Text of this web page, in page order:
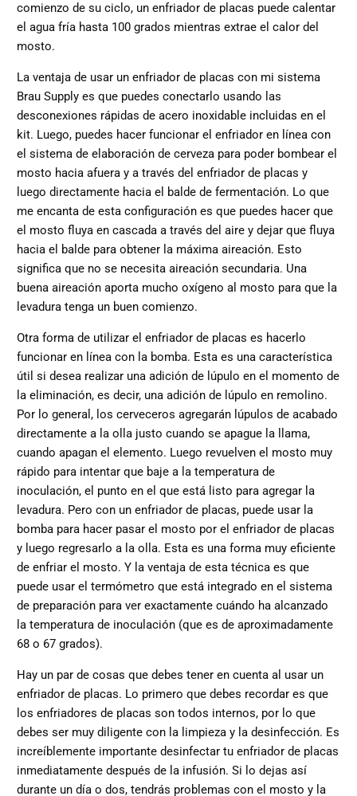
comienzo de su ciclo, un enfriador de placas puede calentar
el agua fría hasta 100 grados mientras extrae el calor del
mosto.
La ventaja de usar un enfriador de placas con mi sistema
Brau Supply es que puedes conectarlo usando las
desconexiones rápidas de acero inoxidable incluidas en el
kit. Luego, puedes hacer funcionar el enfriador en línea con
el sistema de elaboración de cerveza para poder bombear el
mosto hacia afuera y a través del enfriador de placas y
luego directamente hacia el balde de fermentación. Lo que
me encanta de esta configuración es que puedes hacer que
el mosto fluya en cascada a través del aire y dejar que fluya
hacia el balde para obtener la máxima aireación. Esto
significa que no se necesita aireación secundaria. Una
buena aireación aporta mucho oxígeno al mosto para que la
levadura tenga un buen comienzo.
Otra forma de utilizar el enfriador de placas es hacerlo
funcionar en línea con la bomba. Esta es una característica
útil si desea realizar una adición de lúpulo en el momento de
la eliminación, es decir, una adición de lúpulo en remolino.
Por lo general, los cerveceros agregarán lúpulos de acabado
directamente a la olla justo cuando se apague la llama,
cuando apagan el elemento. Luego revuelven el mosto muy
rápido para intentar que baje a la temperatura de
inoculación, el punto en el que está listo para agregar la
levadura. Pero con un enfriador de placas, puede usar la
bomba para hacer pasar el mosto por el enfriador de placas
y luego regresarlo a la olla. Esta es una forma muy eficiente
de enfriar el mosto. Y la ventaja de esta técnica es que
puede usar el termómetro que está integrado en el sistema
de preparación para ver exactamente cuándo ha alcanzado
la temperatura de inoculación (que es de aproximadamente
68 o 67 grados).
Hay un par de cosas que debes tener en cuenta al usar un
enfriador de placas. Lo primero que debes recordar es que
los enfriadores de placas son todos internos, por lo que
debes ser muy diligente con la limpieza y la desinfección. Es
increíblemente importante desinfectar tu enfriador de placas
inmediatamente después de la infusión. Si lo dejas así
durante un día o dos, tendrás problemas con el mosto y la